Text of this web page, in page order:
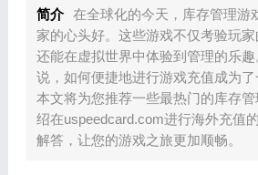
简介 在全球化的今天，库存管理游
家的心头好。这些游戏不仅考验玩家
还能在虚拟世界中体验到管理的乐
说，如何便捷地进行游戏充值成为了
本文将为您推荐一些最热门的库存
绍在uspeedcard.com进行海外充值
解答，让您的游戏之旅更加顺畅。